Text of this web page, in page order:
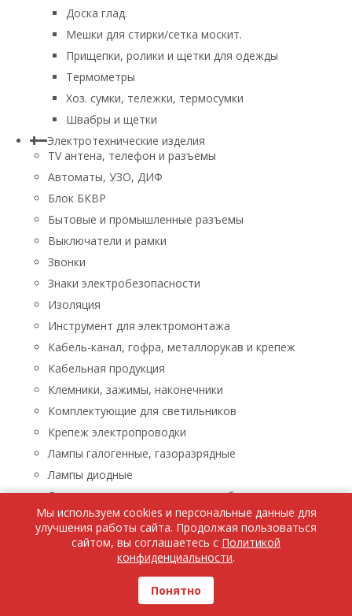
Доска глад.
Мешки для стирки/сетка москит.
Прищепки, ролики и щетки для одежды
Термометры
Хоз. сумки, тележки, термосумки
Швабры и щетки
Электротехнические изделия
TV aнтена, телефон и разъемы
Автоматы, УЗО, ДИФ
Блок БКВР
Бытовые и промышленные разъемы
Выключатели и рамки
Звонки
Знаки электробезопасности
Изоляция
Инструмент для электромонтажа
Кабель-канал, гофра, металлорукав и крепеж
Кабельная продукция
Клемники, зажимы, наконечники
Комплектующие для светильников
Крепеж электропроводки
Лампы галогенные, газоразрядные
Лампы диодные
Лампы люминисцентные, энергосберегающие
Лампы накаливания
Лампы паяльные, лупы, паяльники, паяльные пасты
Ленты светодиодные
Люстры, бра, светильники
Бра, светильники
Мы используем cookies и персональные данные для
улучшения работы сайта. Продолжая пользоваться
сайтом, вы соглашаетесь с Политикой
конфиденциальности.
Понятно